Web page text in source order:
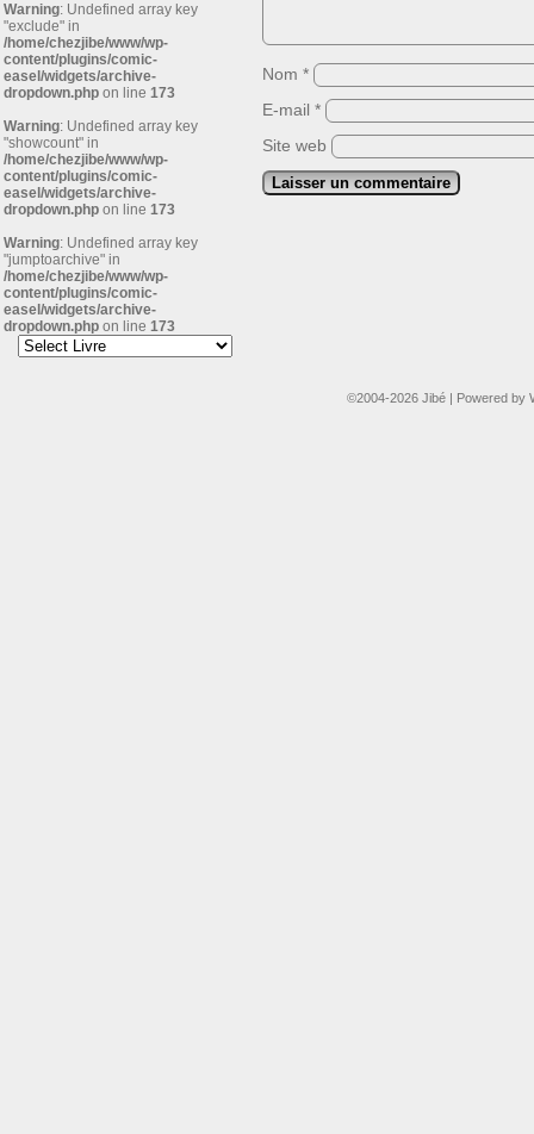
Warning: Undefined array key
"exclude" in
/home/chezjibe/www/wp-
content/plugins/comic-
easel/widgets/archive-
dropdown.php on line 173
Warning: Undefined array key
"showcount" in
/home/chezjibe/www/wp-
content/plugins/comic-
easel/widgets/archive-
dropdown.php on line 173
Warning: Undefined array key
"jumptoarchive" in
/home/chezjibe/www/wp-
content/plugins/comic-
easel/widgets/archive-
dropdown.php on line 173
Nom *
E-mail *
Site web
©2004-2026 Jibé | Powered by